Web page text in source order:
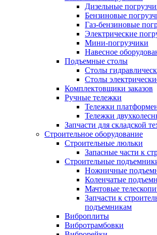
Дизельные
Бензиновые
Газ-бензиновые
Электрические
Мини-погрузчики
Навесное
Подъемные столы
Столы
Столы
Комплектовщики заказов
Ручные тележки
Тележки
Тележки
Запчасти для складской
Строительное оборудование
Строительные люльки
Запасные части к
Строительные
Ножничные
Коленчатые
Мачтовые
Запчасти к
подъемникам
Виброплиты
Вибротрамбовки